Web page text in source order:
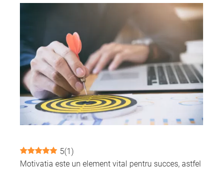
5(1 )
Motivatia este un element vital pentru succes, astfel